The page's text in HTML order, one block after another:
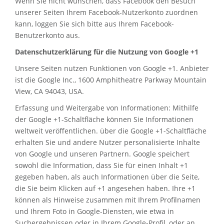
unserer Seiten Ihrem Facebook-Nutzerkonto zuordnen
kann, loggen Sie sich bitte aus Ihrem Facebook-
Benutzerkonto aus.
Datenschutzerklärung für die Nutzung von Google +1
Unsere Seiten nutzen Funktionen von Google +1. Anbieter
ist die Google Inc., 1600 Amphitheatre Parkway Mountain
View, CA 94043, USA.
Erfassung und Weitergabe von Informationen: Mithilfe
der Google +1-Schaltfläche können Sie Informationen
weltweit veröffentlichen. über die Google +1-Schaltfläche
erhalten Sie und andere Nutzer personalisierte Inhalte
von Google und unseren Partnern. Google speichert
sowohl die Information, dass Sie für einen Inhalt +1
gegeben haben, als auch Informationen über die Seite,
die Sie beim Klicken auf +1 angesehen haben. Ihre +1
können als Hinweise zusammen mit Ihrem Profilnamen
und Ihrem Foto in Google-Diensten, wie etwa in